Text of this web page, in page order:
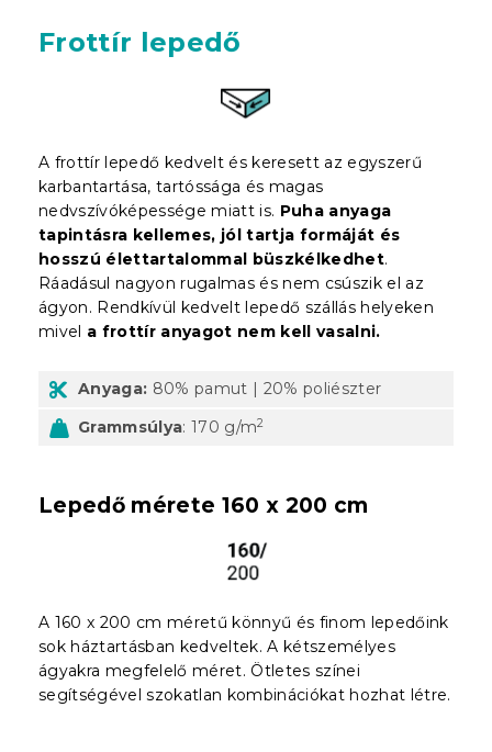
Frottír lepedő
A frottír lepedő kedvelt és keresett az egyszerű
karbantartása, tartóssága és magas
nedvszívóképessége miatt is. Puha anyaga
tapintásra kellemes, jól tartja formáját és
hosszú élettartalommal büszkélkedhet.
Ráadásul nagyon rugalmas és nem csúszik el az
ágyon. Rendkívül kedvelt lepedő szállás helyeken
mivel a frottír anyagot nem kell vasalni.
Anyaga: 80% pamut | 20% poliészter
Grammsúlya: 170 g/m2
Lepedő mérete 160 x 200 cm
A 160 x 200 cm méretű könnyű és finom lepedőink
sok háztartásban kedveltek. A kétszemélyes
ágyakra megfelelő méret. Ötletes színei
segítségével szokatlan kombinációkat hozhat létre.